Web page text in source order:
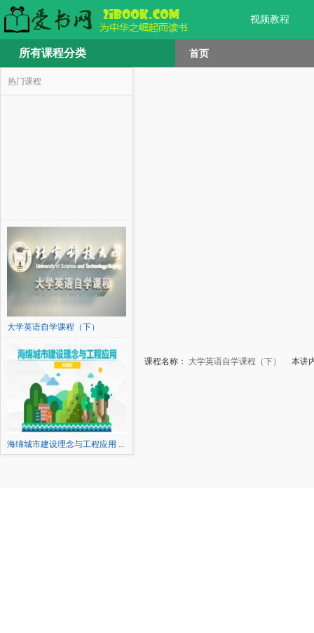
视频教程
所有课程分类 首页
热门课程
大学英语自学课程（下）
海绵城市建设理念与工程应用 ...
课程名称： 大学英语自学课程（下） 本讲内